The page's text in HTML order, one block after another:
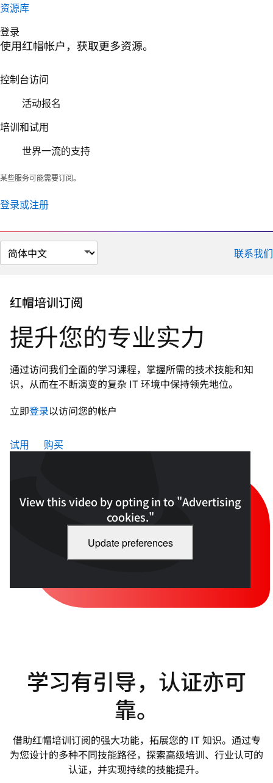
资源库
登录
使用红帽帐户，获取更多资源。
控制台访问
活动报名
培训和试用
世界一流的支持
某些服务可能需要订阅。
登录或注册
切
换
联系我们
红帽培训订阅
提升您的专业实力
通过访问我们全面的学习课程，掌握所需的技术技能和知
识，从而在不断演变的复杂 IT 环境中保持领先地位。
立即登录以访问您的帐户
试用 购买
View this video by opting in to "Advertising
cookies."
Update preferences
学习有引导，认证亦可
靠。
借助红帽培训订阅的强大功能，拓展您的 IT 知识。通过专
为您设计的多种不同技能路径，探索高级培训、行业认可的
认证，并实现持续的技能提升。